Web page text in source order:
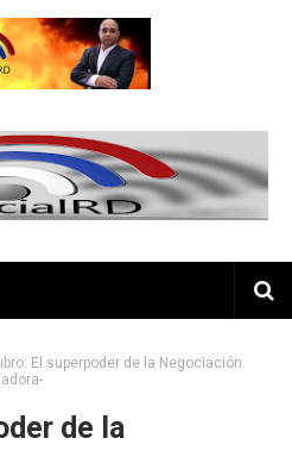
El superpoder de la Negociación.
de la